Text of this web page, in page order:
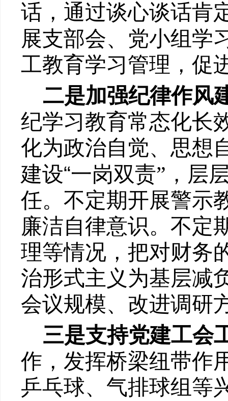
话，通过谈心谈话肯
展支部会、党小组学
工教育学习管理，促
二是加强纪律作风
纪学习教育常态化长
化为政治自觉、思想
建设“一岗双责” ，层
任。不定期开展警示
廉洁自律意识。不定
理等情况，把对财务
治形式主义 为基层减
会议规模、改进调研
三是支持党建工会
作，发挥桥梁纽带作
乒乓球、气排球组 等